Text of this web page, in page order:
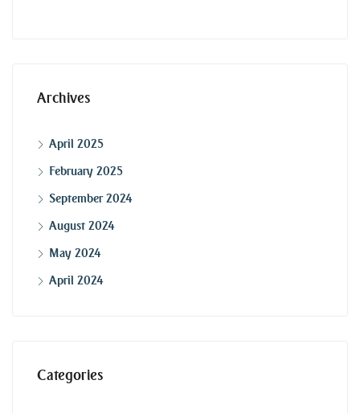
Archives
April 2025
February 2025
September 2024
August 2024
May 2024
April 2024
Categories